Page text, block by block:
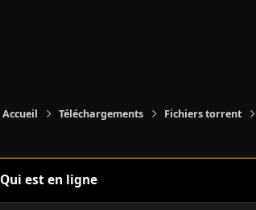
Accueil Téléchargements Fichiers torrent
Qui est en ligne